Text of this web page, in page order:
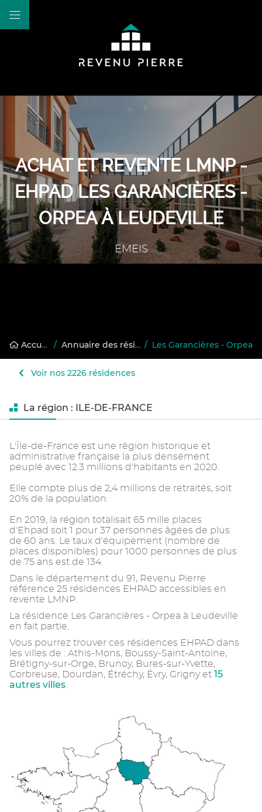
ACHAT ET REVENTE LMNP -
EHPAD LES GARANCIÈRES -
ORPEA À LEUDEVILLE
EMEIS
Accueil / Annuaire des résidences gérées / Les Garancières - Orpea
Voir nos 2226 résidences
La région : ILE-DE-FRANCE
L'Île-de-France est une région historique et
administrative française la plus densément
peuplé avec 12.3 millions d'habitants en 2020.
Elle compte plus de 2,4 millions de retraités, soit
20% de la population.
En 2019, la région totalisait 65 mille places
d'Ehpad soit 1 pour 37 personnes âgées de plus
de 60 ans. Le taux d'équipement (nombre de
places disponibles) pour 1000 personnes de plus
de 75 ans est de 134.
Dans le département du 91, Revenu Pierre
référence 25 résidences EHPAD accessibles en
revente LMNP.
La résidence Les Garancières - Orpea à Leudeville
en fait partie.
Vous pourrez trouver ces résidences EHPAD dans
les villes de : Athis-Mons, Boussy-Saint-Antoine,
Brétigny-sur-Orge, Brunoy, Bures-sur-Yvette,
Corbreuse, Dourdan, Étréchy, Évry, Grigny et 15
autres villes